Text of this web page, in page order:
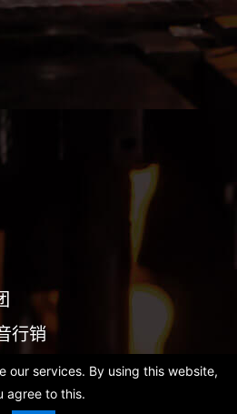
行销
our services. By using this website,
agree to this.